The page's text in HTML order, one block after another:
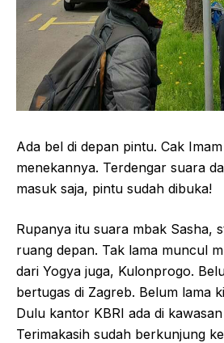
Ada bel di depan pintu. Cak
menekannya. Terdengar suara
masuk saja, pintu sudah dibuka!
Rupanya itu suara mbak Sasha,
ruang depan. Tak lama muncul
dari Yogya juga, Kulonprogo.
bertugas di Zagreb. Belum lama
Dulu kantor KBRI ada di
Terimakasih sudah berkunjung